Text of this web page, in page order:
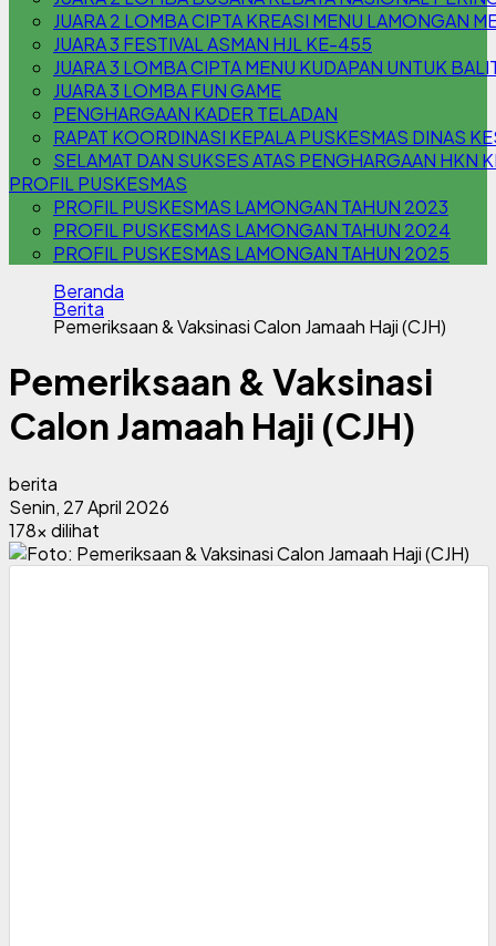
JUARA 2 LOMBA CIPTA KREASI MENU LAMONGAN
JUARA 3 FESTIVAL ASMAN HJL KE-455
JUARA 3 LOMBA CIPTA MENU KUDAPAN UNTUK
JUARA 3 LOMBA FUN GAME
PENGHARGAAN KADER TELADAN
RAPAT KOORDINASI KEPALA PUSKESMAS DINAS
SELAMAT DAN SUKSES ATAS PENGHARGAAN HKN
PROFIL PUSKESMAS
PROFIL PUSKESMAS LAMONGAN TAHUN 2023
PROFIL PUSKESMAS LAMONGAN TAHUN 2024
PROFIL PUSKESMAS LAMONGAN TAHUN 2025
Beranda
Berita
Pemeriksaan & Vaksinasi Calon Jamaah Haji (CJH)
Pemeriksaan & Vaksinasi
Calon Jamaah Haji (CJH)
berita
Senin, 27 April 2026
178x dilihat